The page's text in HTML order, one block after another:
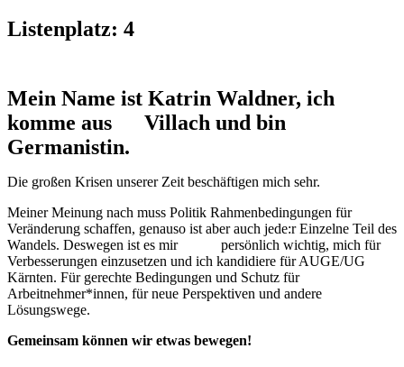
Listenplatz: 4
Mein Name ist Katrin Waldner, ich
komme aus Villach und bin
Germanistin.
Die großen Krisen unserer Zeit beschäftigen mich sehr.
Meiner Meinung nach muss Politik Rahmenbedingungen für
Veränderung schaffen, genauso ist aber auch jede:r Einzelne Teil des
Wandels. Deswegen ist es mir persönlich wichtig, mich für
Verbesserungen einzusetzen und ich kandidiere für AUGE/UG
Kärnten. Für gerechte Bedingungen und Schutz für
Arbeitnehmer*innen, für neue Perspektiven und andere
Lösungswege.
Gemeinsam können wir etwas bewegen!